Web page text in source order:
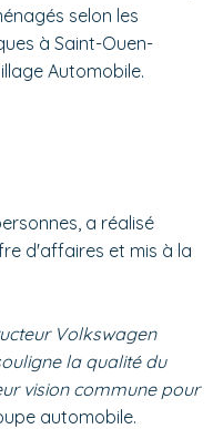
selon les
à Saint-Ouen-
Automobile.
a réalisé
d'affaires et mis à la
Volkswagen
la qualité du
vision commune pour
automobile.